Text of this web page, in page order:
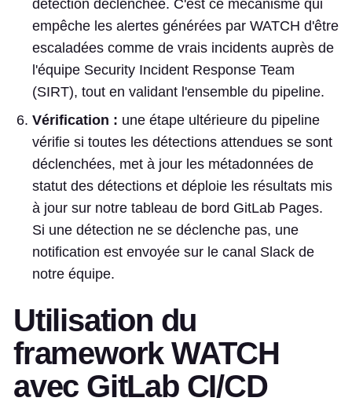
détection déclenchée. C'est ce mécanisme qui
empêche les alertes générées par WATCH d'être
escaladées comme de vrais incidents auprès de
l'équipe Security Incident Response Team
(SIRT), tout en validant l'ensemble du pipeline.
Vérification : une étape ultérieure du pipeline
vérifie si toutes les détections attendues se sont
déclenchées, met à jour les métadonnées de
statut des détections et déploie les résultats mis
à jour sur notre tableau de bord GitLab Pages.
Si une détection ne se déclenche pas, une
notification est envoyée sur le canal Slack de
notre équipe.
Utilisation du
framework WATCH
avec GitLab CI/CD